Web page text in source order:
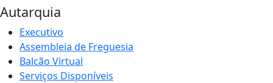
Autarquia
Executivo
Assembleia de Freguesia
Balcão Virtual
Serviços Disponíveis